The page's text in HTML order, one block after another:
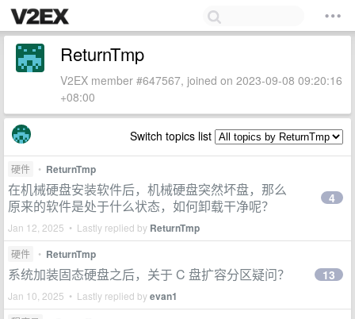
ReturnTmp
V2EX member #647567, joined on 2023-09-08 09:20:16
+08:00
Switch topics list
硬件 • ReturnTmp
在机械硬盘安装软件后，机械硬盘突然坏盘，那么
原来的软件是处于什么状态，如何卸载干净呢？
Jan 12, 2025 • Lastly replied by ReturnTmp
4
硬件 • ReturnTmp
系统加装固态硬盘之后，关于 C 盘扩容分区疑问？
Jan 10, 2025 • Lastly replied byevan1
13